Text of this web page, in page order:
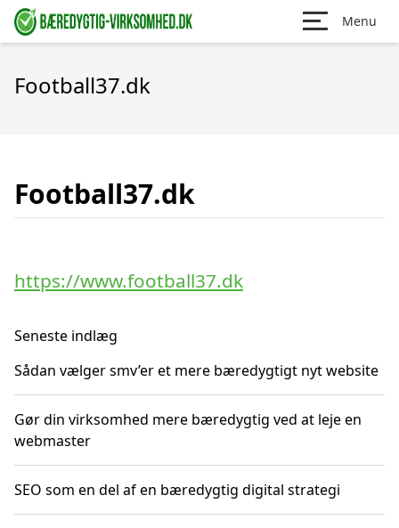
Menu
Football37.dk
Football37.dk
https://www.football37.dk
Seneste indlæg
Sådan vælger smv’er et mere bæredygtigt nyt website
Gør din virksomhed mere bæredygtig ved at leje en
webmaster
SEO som en del af en bæredygtig digital strategi